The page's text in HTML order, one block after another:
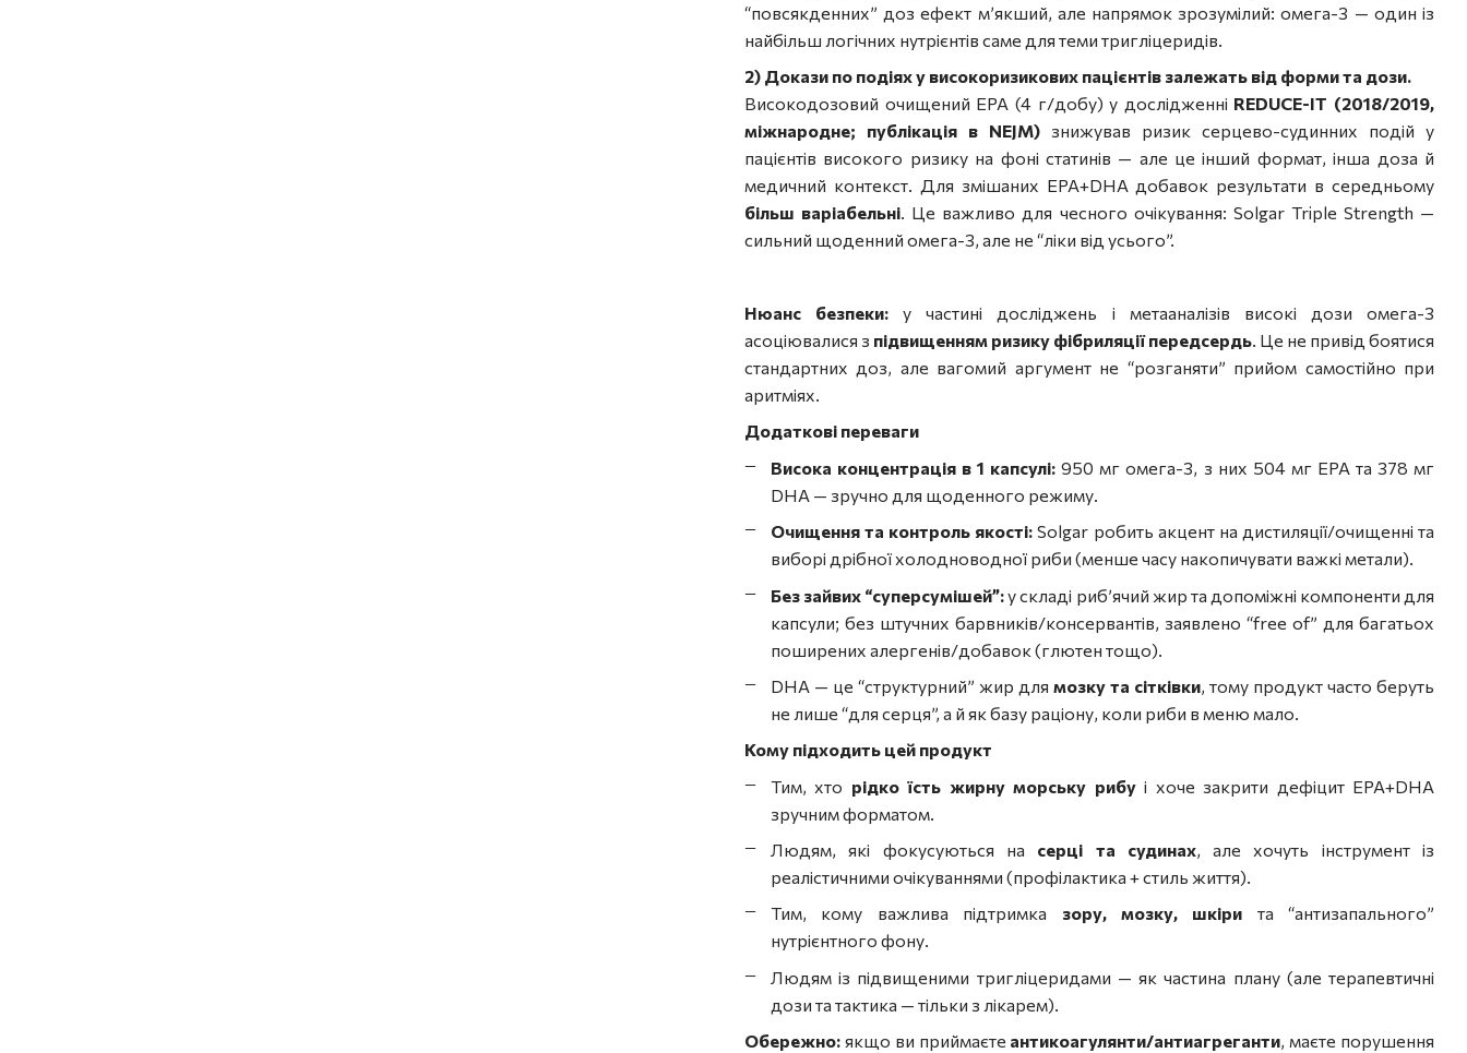
“повсякденних” доз ефект м’якший, але напрямок зрозумілий: омега-3 — один із
найбільш логічних нутрієнтів саме для теми тригліцеридів.
2) Докази по подіях у високоризикових пацієнтів залежать від форми та дози.
Високодозовий очищений EPA (4 г/добу) у дослідженні REDUCE-IT (2018/2019,
міжнародне; публікація в NEJM) знижував ризик серцево-судинних подій у
пацієнтів високого ризику на фоні статинів — але це інший формат, інша доза й
медичний контекст. Для змішаних EPA+DHA добавок результати в середньому
більш варіабельні. Це важливо для чесного очікування: Solgar Triple Strength —
сильний щоденний омега-3, але не “ліки від усього”.
Нюанс безпеки: у частині досліджень і метааналізів високі дози омега-3
асоціювалися з підвищенням ризику фібриляції передсердь. Це не привід боятися
стандартних доз, але вагомий аргумент не “розганяти” прийом самостійно при
аритміях.
Додаткові переваги
Висока концентрація в 1 капсулі: 950 мг омега-3, з них 504 мг EPA та 378 мг
DHA — зручно для щоденного режиму.
Очищення та контроль якості: Solgar робить акцент на дистиляції/очищенні та
виборі дрібної холодноводної риби (менше часу накопичувати важкі метали).
Без зайвих “суперсумішей”:у складі риб’ячий жир та допоміжні компоненти для
капсули; без штучних барвників/консервантів, заявлено “free of” для багатьох
поширених алергенів/добавок (глютен тощо).
DHA — це “структурний” жир для мозку та сітківки, тому продукт часто беруть
не лише “для серця”, а й як базу раціону, коли риби в меню мало.
Кому підходить цей продукт
Тим, хто рідко їсть жирну морську рибуі хоче закрити дефіцит EPA+DHA
зручним форматом.
Людям, які фокусуються на серці та судинах, але хочуть інструмент із
реалістичними очікуваннями (профілактика + стиль життя).
Тим, кому важлива підтримка зору, мозку, шкіри та “антизапального”
нутрієнтного фону.
Людям із підвищеними тригліцеридами — як частина плану (але терапевтичні
дози та тактика — тільки з лікарем).
Обережно: якщо ви приймаєте антикоагулянти/антиагреганти, маєте порушення